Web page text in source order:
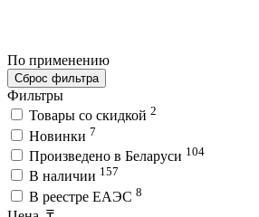
По применению
Сброс фильтра
Фильтры
Товары со скидкой 2
Новинки 7
Произведено в Беларуси 104
В наличии 157
В реестре ЕАЭС 8